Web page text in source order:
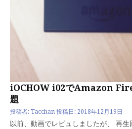
iOCHOW i02でAmazon
題
投稿者: Tacchan 投稿日: 2018年12月19日
以前、動画でレビュしましたが、 再